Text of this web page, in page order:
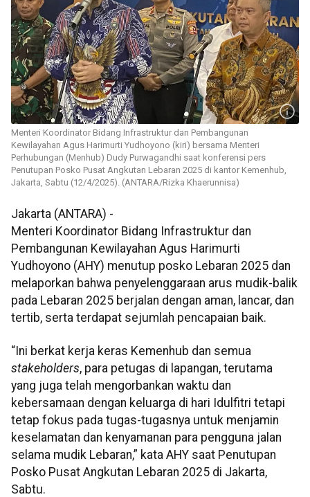
Menteri Koordinator Bidang Infrastruktur dan Pembangunan
Kewilayahan Agus Harimurti Yudhoyono (kiri) bersama Menteri
Perhubungan (Menhub) Dudy Purwagandhi saat konferensi pers
Penutupan Posko Pusat Angkutan Lebaran 2025 di kantor Kemenhub,
Jakarta, Sabtu (12/4/2025). (ANTARA/Rizka Khaerunnisa)
Jakarta (ANTARA) -
Menteri Koordinator Bidang Infrastruktur dan
Pembangunan Kewilayahan Agus Harimurti
Yudhoyono (AHY) menutup posko Lebaran 2025 dan
melaporkan bahwa penyelenggaraan arus mudik-balik
pada Lebaran 2025 berjalan dengan aman, lancar, dan
tertib, serta terdapat sejumlah pencapaian baik.
“Ini berkat kerja keras Kemenhub dan semua
stakeholders, para petugas di lapangan, terutama
yang juga telah mengorbankan waktu dan
kebersamaan dengan keluarga di hari Idulfitri tetapi
tetap fokus pada tugas-tugasnya untuk menjamin
keselamatan dan kenyamanan para pengguna jalan
selama mudik Lebaran,” kata AHY saat Penutupan
Posko Pusat Angkutan Lebaran 2025 di Jakarta,
Sabtu.